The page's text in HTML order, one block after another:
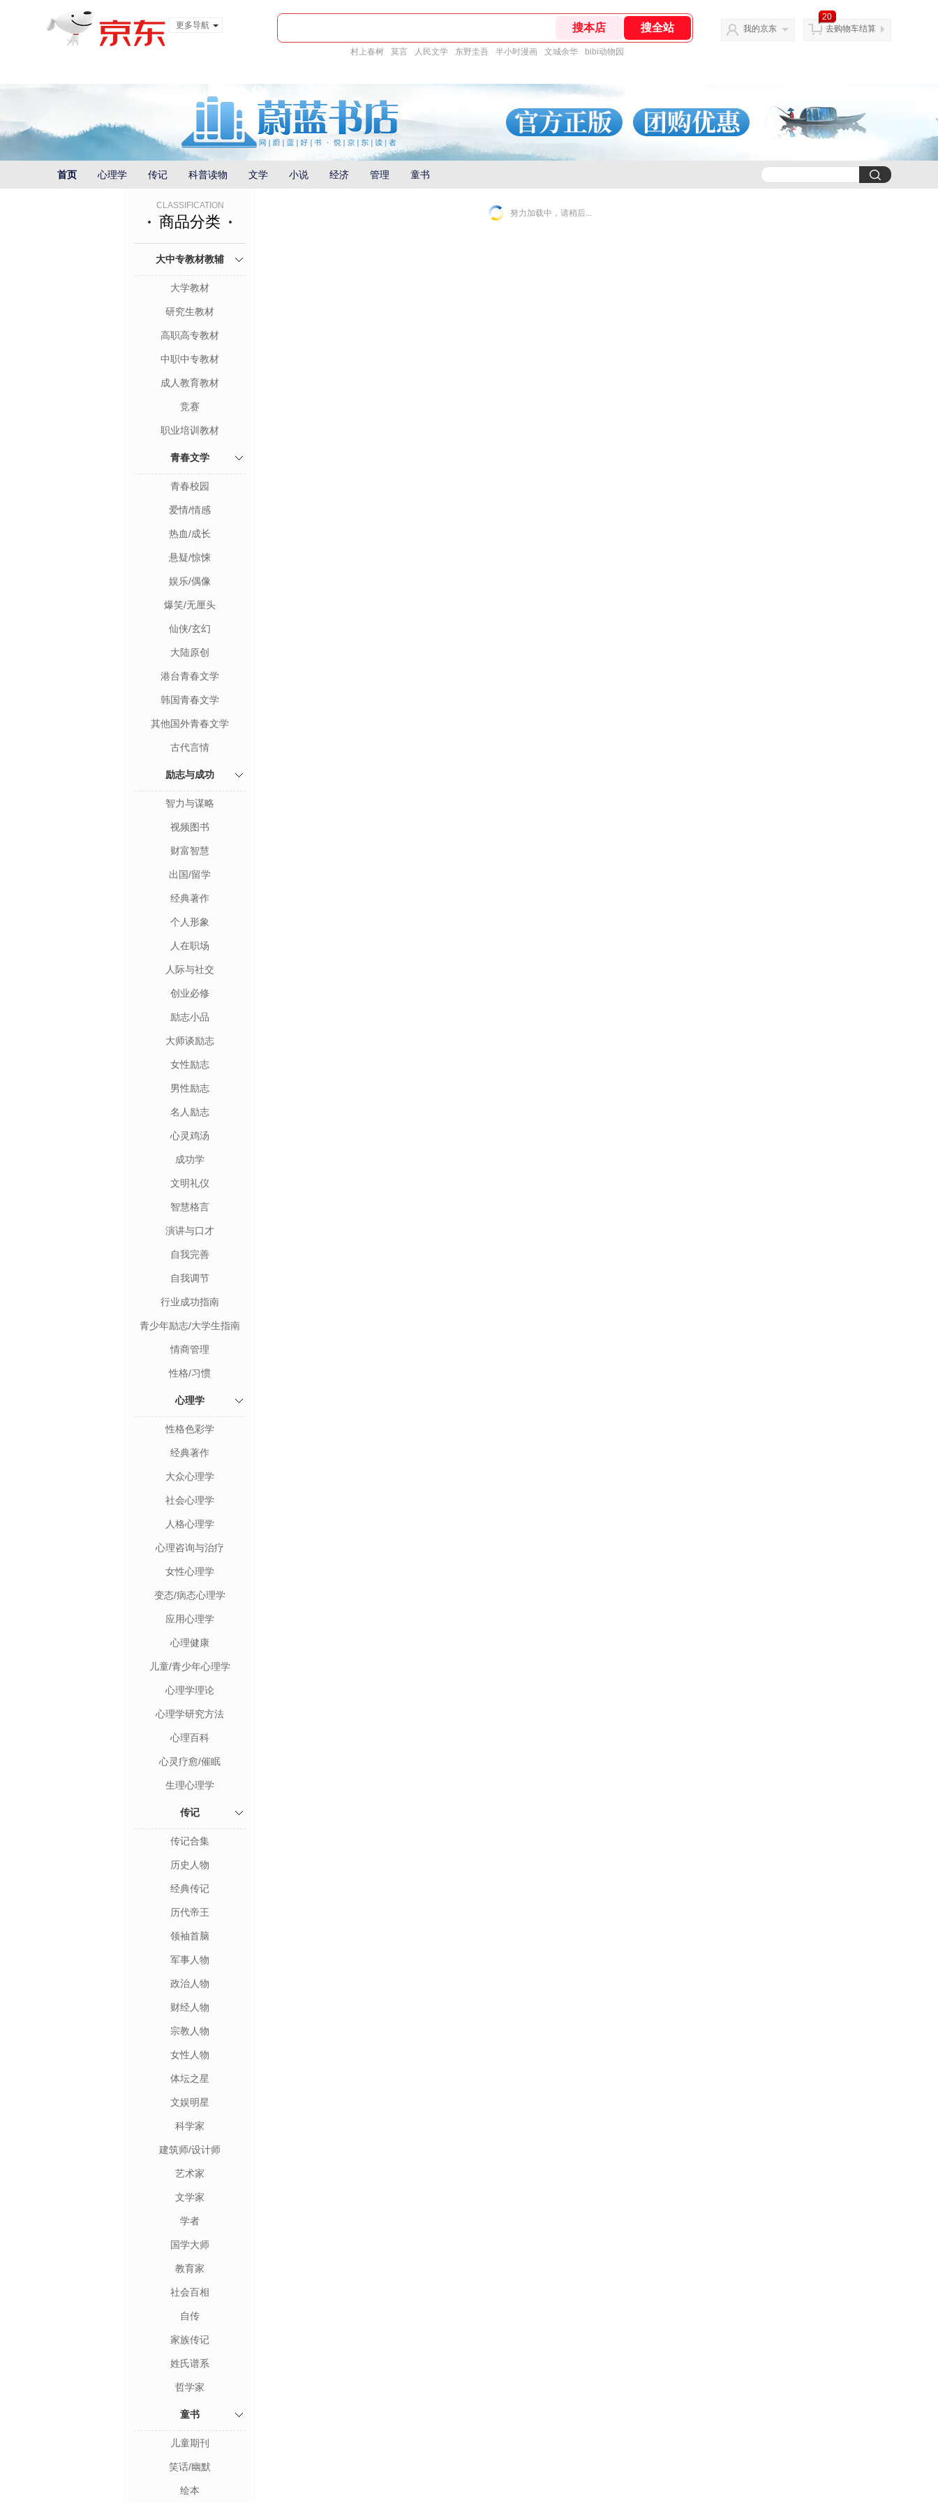
更多导航
村上春树 莫言 人民文学 东野圭吾 半小时漫画 文城余华 bibi动物园
我的京东
20
去购物车结算
首页 心理学 传记 科普读物 文学 小说 经济 管理 童书
CLASSIFICATION
商品分类
大中专教材教辅
大学教材
研究生教材
高职高专教材
中职中专教材
成人教育教材
竞赛
职业培训教材
青春文学
青春校园
爱情/情感
热血/成长
悬疑/惊悚
娱乐/偶像
爆笑/无厘头
仙侠/玄幻
大陆原创
港台青春文学
韩国青春文学
其他国外青春文学
古代言情
励志与成功
智力与谋略
视频图书
财富智慧
出国/留学
经典著作
个人形象
人在职场
人际与社交
创业必修
励志小品
大师谈励志
女性励志
男性励志
名人励志
心灵鸡汤
成功学
文明礼仪
智慧格言
演讲与口才
自我完善
自我调节
行业成功指南
青少年励志/大学生指南
情商管理
性格/习惯
心理学
性格色彩学
经典著作
大众心理学
社会心理学
人格心理学
心理咨询与治疗
女性心理学
变态/病态心理学
应用心理学
心理健康
儿童/青少年心理学
心理学理论
心理学研究方法
心理百科
心灵疗愈/催眠
生理心理学
传记
传记合集
历史人物
经典传记
历代帝王
领袖首脑
军事人物
政治人物
财经人物
宗教人物
女性人物
体坛之星
文娱明星
科学家
建筑师/设计师
艺术家
文学家
学者
国学大师
教育家
社会百相
自传
家族传记
姓氏谱系
哲学家
童书
儿童期刊
笑话/幽默
绘本
努力加载中，请稍后...